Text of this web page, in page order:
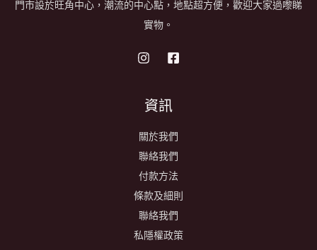
門市設於旺角中心，潮流的中心點，地點超方便，歡迎大家過嚟睇
實物。
資訊
關於我們
聯絡我們
付款方法
條款及細則
聯絡我們
私隱權政策